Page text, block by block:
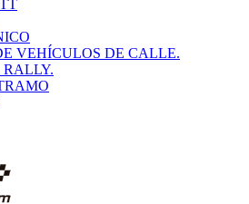
VEHÍCULOS DE CALLE.
RALLY.